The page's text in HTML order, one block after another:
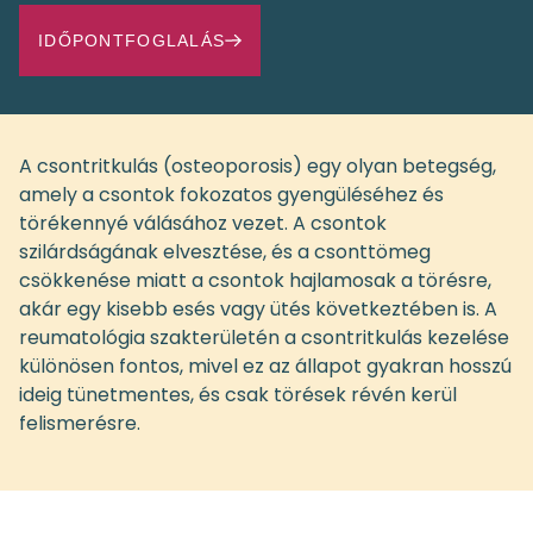
IDŐPONTFOGLALÁS
A csontritkulás (osteoporosis) egy olyan betegség,
amely a csontok fokozatos gyengüléséhez és
törékennyé válásához vezet. A csontok
szilárdságának elvesztése, és a csonttömeg
csökkenése miatt a csontok hajlamosak a törésre,
akár egy kisebb esés vagy ütés következtében is. A
reumatológia szakterületén a csontritkulás kezelése
különösen fontos, mivel ez az állapot gyakran hosszú
ideig tünetmentes, és csak törések révén kerül
felismerésre.